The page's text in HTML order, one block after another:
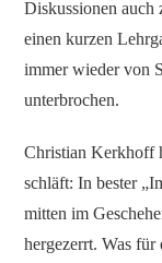
Diskussionen auch
einen kurzen
immer wieder von
unterbrochen.
Christian Kerkhoff
schläft: In bester
mitten im
hergezerrt. Was für